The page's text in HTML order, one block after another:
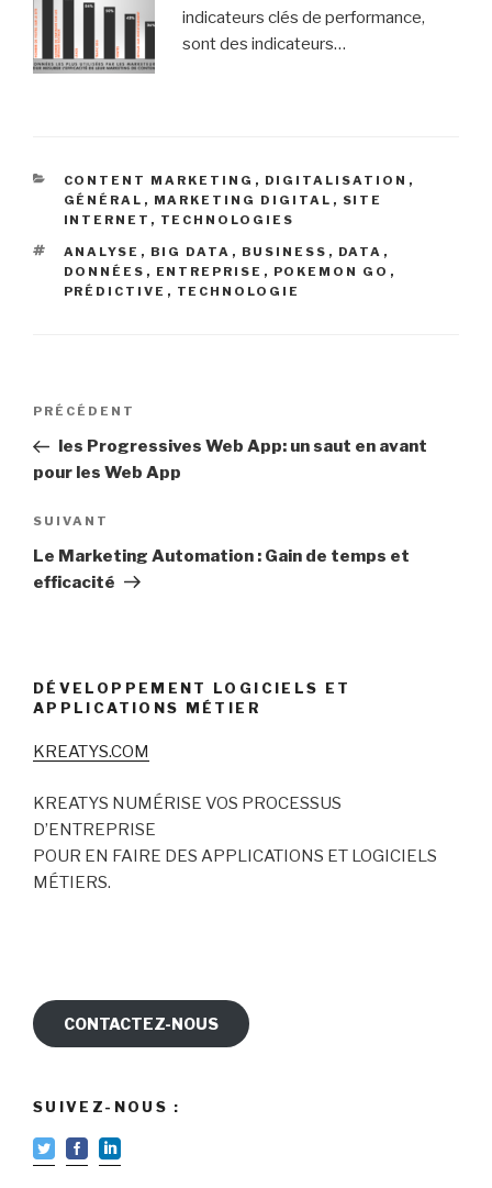
indicateurs clés de performance,
sont des indicateurs…
CATÉGORIES
CONTENT MARKETING , DIGITALISATION ,
GÉNÉRAL , MARKETING DIGITAL , SITE
INTERNET , TECHNOLOGIES
ÉTIQUETTES
ANALYSE , BIG DATA , BUSINESS , DATA ,
DONNÉES , ENTREPRISE , POKEMON GO ,
PRÉDICTIVE , TECHNOLOGIE
Navigation
l’article
Article
précédent
PRÉCÉDENT
les Progressives Web App: un saut en avant
pour les Web App
Article
suivant
SUIVANT
Le Marketing Automation : Gain de temps et
efficacité
DÉVELOPPEMENT LOGICIELS ET
APPLICATIONS MÉTIER
KREATYS.COM
KREATYS NUMÉRISE VOS PROCESSUS
D’ENTREPRISE
POUR EN FAIRE DES APPLICATIONS ET LOGICIELS
MÉTIERS.
CONTACTEZ-NOUS
SUIVEZ-NOUS :